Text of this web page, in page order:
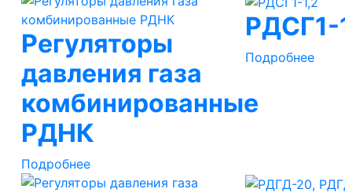
Регуляторы
давления газа
комбинированные
РДНК
Подробнее
РДСГ1-
Подробнее